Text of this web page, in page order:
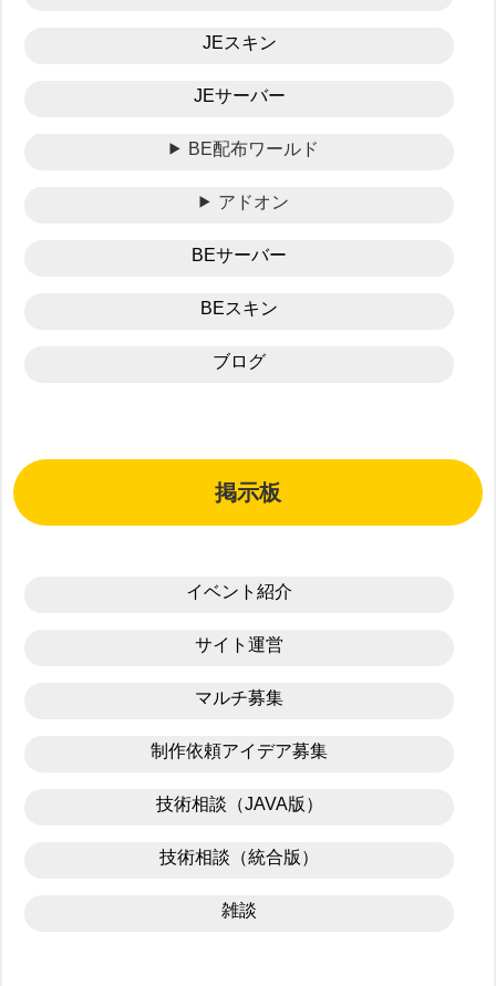
JEスキン
JEサーバー
BE配布ワールド
アドオン
BEサーバー
BEスキン
ブログ
掲示板
イベント紹介
サイト運営
マルチ募集
制作依頼アイデア募集
技術相談（JAVA版）
技術相談（統合版）
雑談